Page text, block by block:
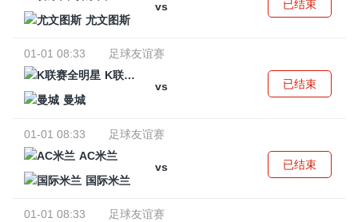
vs
尤文图斯
已结束
01-01 08:33
足球友谊赛
K联赛全明星
vs
曼城
已结束
01-01 08:33
足球友谊赛
AC米兰
vs
国际米兰
已结束
01-01 08:33
足球友谊赛